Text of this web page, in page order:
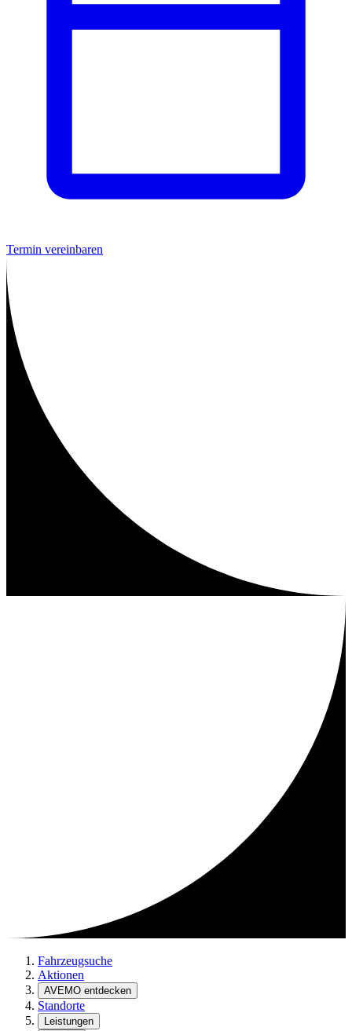
Termin vereinbaren
Fahrzeugsuche
Aktionen
AVEMO entdecken
Standorte
Leistungen